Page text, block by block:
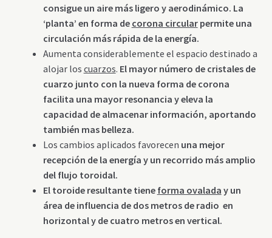
consigue un aire más ligero y aerodinámico. La
‘planta’ en forma de corona circularpermite una
circulación más rápida de la energía.
Aumenta considerablemente el espacio destinado a
alojar los cuarzos. El mayor número de cristales de
cuarzo junto con la nueva forma de corona
facilita una mayor resonancia y eleva la
capacidad de almacenar información, aportando
también mas belleza.
Los cambios aplicados favorecen una mejor
recepción de la energía y un recorrido más amplio
del flujo toroidal.
El toroide resultante tiene forma ovalada y un
área de influencia de dos metros de radio en
horizontal y de cuatro metros en vertical.